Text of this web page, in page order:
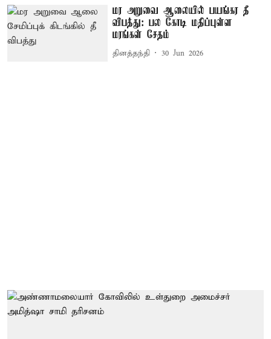
மர அறுவை ஆலையில் பயங்கர தீ
விபத்து: பல கோடி மதிப்புள்ள
மரங்கள் சேதம்
தினத்தந்தி 30 Jun 2026